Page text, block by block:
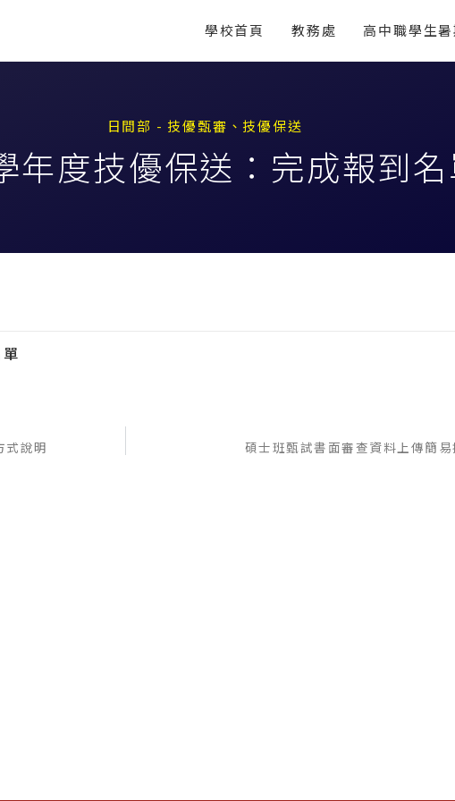
學校首頁 教務處 高中職學生
日間部 - 技優甄審、技優保送
年度技優保送：完成報到名
式說明 碩士班甄試書面審查資料上傳簡易